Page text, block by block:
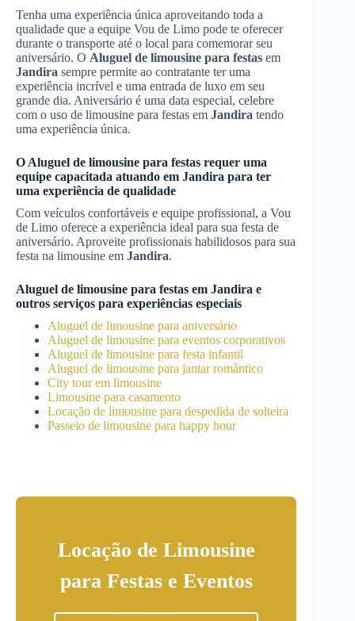
Tenha uma experiência única aproveitando toda a
qualidade que a equipe Vou de Limo pode te oferecer
durante o transporte até o local para comemorar seu
aniversário. O Aluguel de limousine para festas em
Jandira sempre permite ao contratante ter uma
experiência incrível e uma entrada de luxo em seu
grande dia. Aniversário é uma data especial, celebre
com o uso de limousine para festas em Jandira tendo
uma experiência única.
O Aluguel de limousine para festas requer uma
equipe capacitada atuando em Jandira para ter
uma experiência de qualidade
Com veículos confortáveis e equipe profissional, a Vou
de Limo oferece a experiência ideal para sua festa de
aniversário. Aproveite profissionais habilidosos para sua
festa na limousine em Jandira.
Aluguel de limousine para festas em Jandira e
outros serviços para experiências especiais
Aluguel de limousine para aniversário
Aluguel de limousine para eventos corporativos
Aluguel de limousine para festa infantil
Aluguel de limousine para jantar romântico
City tour em limousine
Limousine para casamento
Locação de limousine para despedida de solteira
Passeio de limousine para happy hour
Locação de Limousine
para Festas e Eventos